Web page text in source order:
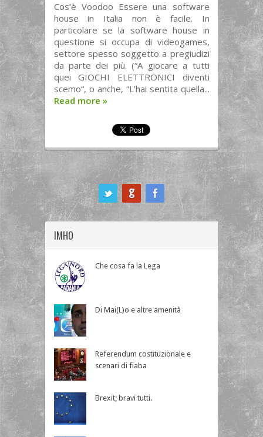
Cos’è Voodoo Essere una software
house in Italia non è facile. In
particolare se la software house in
questione si occupa di videogames,
settore spesso soggetto a pregiudizi
da parte dei più. (“A giocare a tutti
quei GIOCHI ELETTRONICI diventi
scemo“, o anche, “L’hai sentita quella...
Read more »
IMHO
Che cosa fa la Lega
Di Mai(L)o e altre amenità
Referendum costituzionale e
scenari di fiaba
Brexit; bravi tutti.